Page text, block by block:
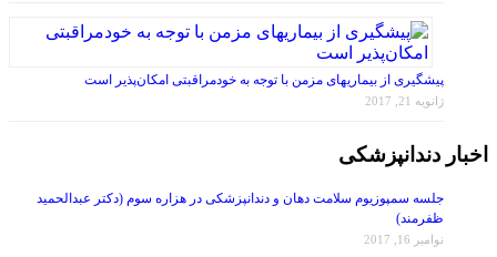
پیشگیری از بیماریهای مزمن با توجه به خودمراقبتی امکان‌پذیر است
ژانویه 21, 2017
اخبار دندانپزشکی
جلسه سمپوزیوم سلامت دهان و دندانپزشکی در هزاره سوم (دکتر عبدالحمید
ظفرمند)
نوامبر 16, 2017